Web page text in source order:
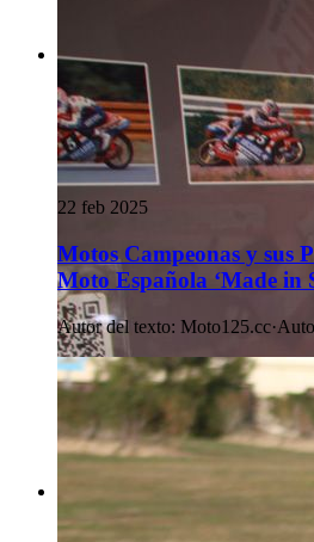
22 feb 2025
Motos Campeonas y sus
Moto Española ‘Made in
Autor del texto: Moto125.cc·